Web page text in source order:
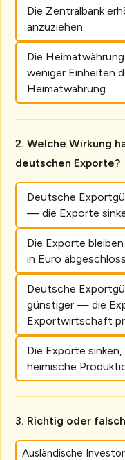
Die Zentralbank
anzuziehen.
Die
weniger Einheiten
Heimatwährung.
Welche Wirkung
deutschen Exporte?
Deutsche
— die Exporte
Die Exporte
in Euro
Deutsche
günstiger — die
Exportwirtschaft
Die Exporte
heimische
Richtig oder
Ausländische